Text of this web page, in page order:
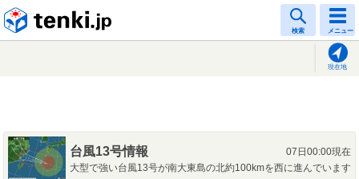
検索 メニュー
現在地
台風13号情報
07日00:00現在
大型で強い台風13号が南大東島の北約100kmを西に進んでいます